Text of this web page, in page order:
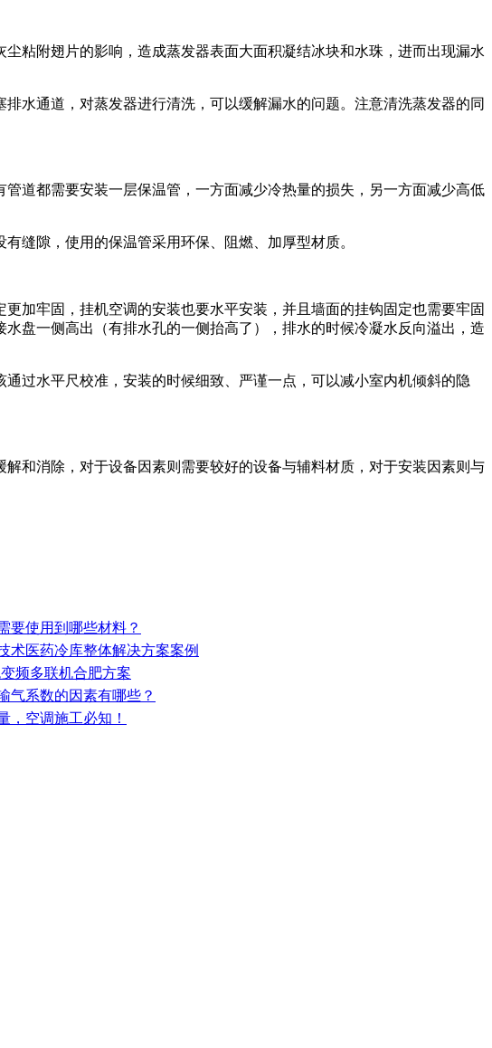
附翅片的影响，造成蒸发器表面大面积凝结冰块和水珠，进而出现漏水
通道，对蒸发器进行清洗，可以缓解漏水的问题。注意清洗蒸发器的同
都需要安装一层保温管，一方面减少冷热量的损失，另一方面减少高低
隙，使用的保温管采用环保、阻燃、加厚型材质。
牢固，挂机空调的安装也要水平安装，并且墙面的挂钩固定也需要牢固
盘一侧高出（有排水孔的一侧抬高了），排水的时候冷凝水反向溢出，造
水平尺校准，安装的时候细致、严谨一点，可以减小室内机倾斜的隐
消除，对于设备因素则需要较好的设备与辅料材质，对于安装因素则与
要使用到哪些材料？
术医药冷库整体解决方案案例
频多联机合肥方案
气系数的因素有哪些？
，空调施工必知！